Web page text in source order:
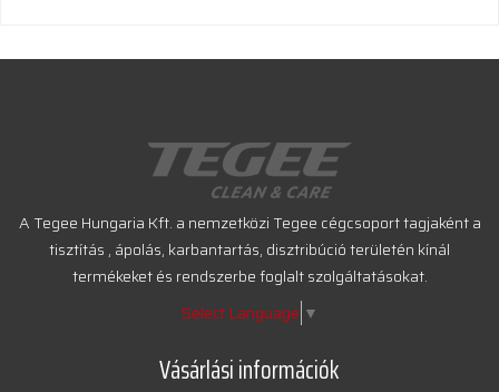
A Tegee Hungaria Kft. a nemzetközi Tegee cégcsoport tagjaként a
tisztítás , ápolás, karbantartás, disztribúció területén kínál
termékeket és rendszerbe foglalt szolgáltatásokat.
Select Language ▼
Vásárlási információk